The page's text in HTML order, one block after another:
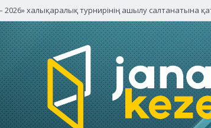
басшыларымен кездесті